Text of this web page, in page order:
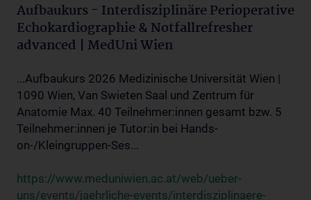
Aufbaukurs - Interdisziplinäre Perioperative
Echokardiographie & Notfallrefresher
advanced | MedUni Wien
...Aufbaukurs 2026 Medizinische Universität Wien |
1090 Wien, Van Swieten Saal und Zentrum für
Anatomie Max. 40 Teilnehmer:innen gesamt bzw. 5
Teilnehmer:innen je Tutor:in bei Hands-
on-/Kleingruppen-Ses...
https://www.meduniwien.ac.at/web/ueber-
uns/events/jaehrliche-events/interdisziplinaere-